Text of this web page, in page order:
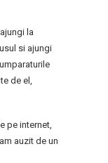
la
si ajungi
de el,
pe internet,
auzit de un